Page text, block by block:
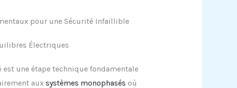
pour une Sécurité Infaillible
Électriques
une étape technique fondamentale
aux systèmes monophasés où